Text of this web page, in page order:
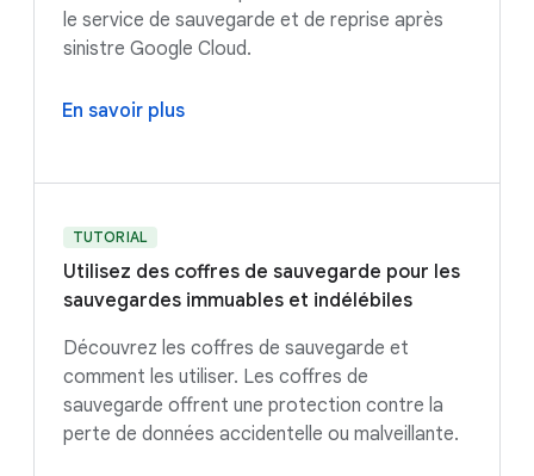
le service de sauvegarde et de reprise après
sinistre Google Cloud.
En savoir plus
TUTORIAL
Utilisez des coffres de sauvegarde pour les
sauvegardes immuables et indélébiles
Découvrez les coffres de sauvegarde et
comment les utiliser. Les coffres de
sauvegarde offrent une protection contre la
perte de données accidentelle ou malveillante.